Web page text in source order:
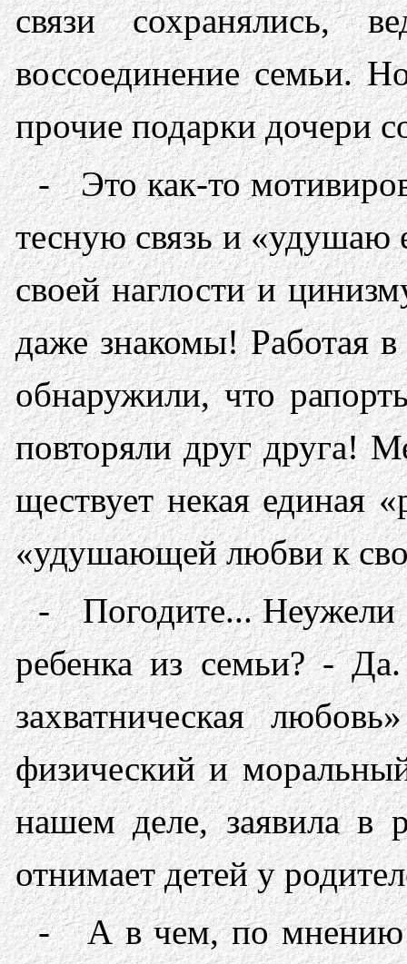
связи сохранялись,
воссоединение семьи.
прочие подарки до­чери
- Это как-то
тесную связь и «удушаю
своей наглости и
даже знакомы! Работая
обнаружили, что
повторяли друг друга!
ществует некая единая
«удушающей любви к
- Погодите... Неужели
ребенка из семьи? -
захватническая
физический и
нашем деле, заявила в
отнимает детей у
- А в чем, по мнению